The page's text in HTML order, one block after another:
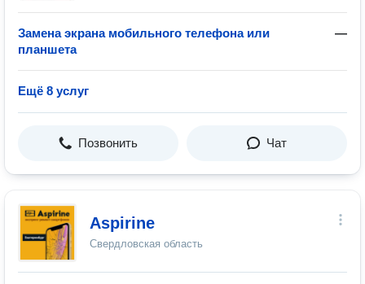
Замена экрана мобильного телефона или
планшета
—
Ещё 8 услуг
Позвонить Чат
Aspirine
Свердловская область